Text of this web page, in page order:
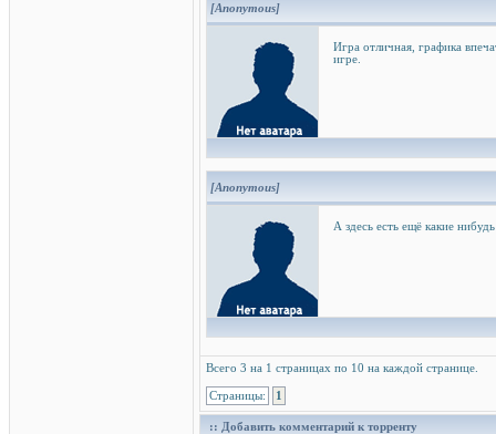
[Anonymous]
Игра отличная, графика
игре.
[Anonymous]
А здесь есть ещё какие
Всего 3 на 1 страницах по 10 на каждой странице.
Страницы: 1
:: Добавить комментарий к торренту